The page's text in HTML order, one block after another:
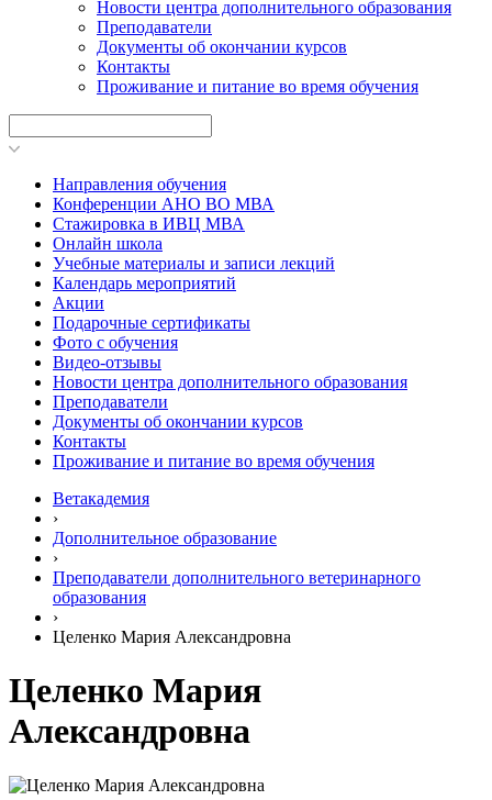
Новости центра дополнительного образования
Преподаватели
Документы об окончании курсов
Контакты
Проживание и питание во время обучения
Направления обучения
Конференции АНО ВО МВА
Стажировка в ИВЦ МВА
Онлайн школа
Учебные материалы и записи лекций
Календарь мероприятий
Акции
Подарочные сертификаты
Фото с обучения
Видео-отзывы
Новости центра дополнительного образования
Преподаватели
Документы об окончании курсов
Контакты
Проживание и питание во время обучения
Ветакадемия
›
Дополнительное образование
›
Преподаватели дополнительного ветеринарного
образования
›
Целенко Мария Александровна
Целенко Мария
Александровна